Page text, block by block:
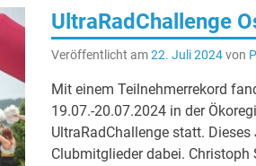
UltraRadChallenge
Veröffentlicht am22. Juli 2024von
Mit einem Teilnehmerrekord
19.07.-20.07.2024 in der
UltraRadChallenge statt.
Clubmitglieder dabei.